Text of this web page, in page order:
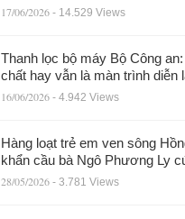
17/06/2026 - 14.529 Views
Thanh lọc bộ máy Bộ Công
chất hay vẫn là màn trình diễn
16/06/2026 - 4.942 Views
Hàng loạt trẻ em ven sông
khẩn cầu bà Ngô Phương Ly
28/05/2026 - 3.781 Views